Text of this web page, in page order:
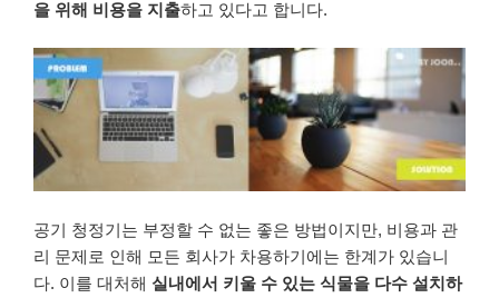
을 위해 비용을 지출하고 있다고 합니다.
공기 청정기는 부정할 수 없는 좋은 방법이지만, 비용과 관
리 문제로 인해 모든 회사가 차용하기에는 한계가 있습니
다. 이를 대처해 실내에서 키울 수 있는 식물을 다수 설치하